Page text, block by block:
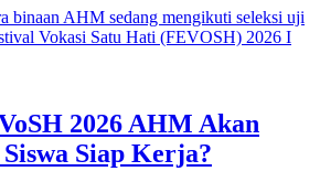
2026 AHM Akan
Siap Kerja?